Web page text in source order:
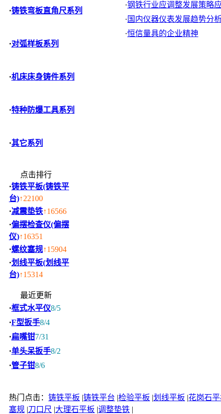
·铸铁弯板直角尺系列
·对弧样板系列
·机床床身铸件系列
·特种防爆工具系列
·其它系列
点击排行
·铸铁平板(铸铁平
台)↑22100
·减震垫铁↑16566
·偏摆检查仪(偏摆
仪)↑16351
·螺纹塞规↑15904
·划线平板(划线平
台)↑15314
最近更新
·框式水平仪8/5
·F型扳手8/4
·扁嘴钳7/31
·单头呆扳手8/2
·管子钳8/6
·钢铁行业应调整发展策略
· 国内仪器仪表发展趋势分
·恒信量具的企业精神
热门点击： 铸铁平板 |铸铁平台 |检验平板 |划线平板 |花岗石
塞规 |刀口尺 |大理石平板 |调整垫铁 |